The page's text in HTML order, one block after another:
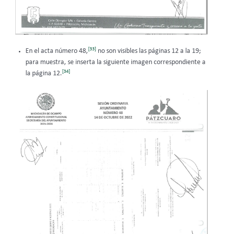
En el acta número 48,[33] no son visibles las páginas 12 a la 19;
para muestra, se inserta la siguiente imagen correspondiente a
la página 12.[34]